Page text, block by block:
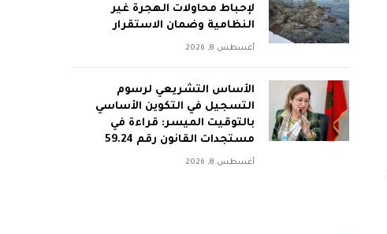
لإحباط محاولات الهجرة غير
النظامية وضمان الاستقرار
أغسطس 8, 2026
الأساس التشريعي لرسوم
التسجيل في التكوين الأساسي
بالتوقيت الميسر: قراءة في
مستجدات القانون رقم 59.24
أغسطس 8, 2026